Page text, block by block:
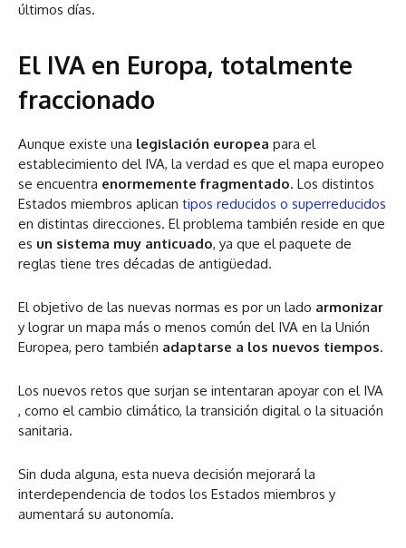
últimos días.
El IVA en Europa, totalmente
fraccionado
Aunque existe una legislación europea para el
establecimiento del IVA, la verdad es que el mapa europeo
se encuentra enormemente fragmentado. Los distintos
Estados miembros aplican tipos reducidos o superreducidos
en distintas direcciones. El problema también reside en que
es un sistema muy anticuado, ya que el paquete de
reglas tiene tres décadas de antigüedad.
El objetivo de las nuevas normas es por un lado armonizar
y lograr un mapa más o menos común del IVA en la Unión
Europea, pero también adaptarse a los nuevos tiempos.
Los nuevos retos que surjan se intentaran apoyar con el IVA
, como el cambio climático, la transición digital o la situación
sanitaria.
Sin duda alguna, esta nueva decisión mejorará la
interdependencia de todos los Estados miembros y
aumentará su autonomía.